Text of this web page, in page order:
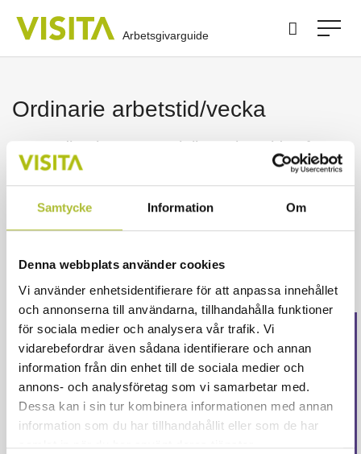
Samtycke Information Om
Denna webbplats använder cookies
Vi använder enhetsidentifierare för att anpassa innehållet
och annonserna till användarna, tillhandahålla funktioner
för sociala medier och analysera vår trafik. Vi
vidarebefordrar även sådana identifierare och annan
information från din enhet till de sociala medier och
annons- och analysföretag som vi samarbetar med.
Dessa kan i sin tur kombinera informationen med annan
information som du har tillhandahållit eller som de har
samlat in när du har använt deras tjänster.
Arbetsgivarguide
Ordinarie arbetstid/vecka
Den ordinarie genomsnittliga arbetstiden för
heltidsanställda som omfattas av
till 40 timmar/vecka och 38 timmar/vecka för
hotellreception.
Detta innehåll är endast för
våra medlemmar
Logga in för att fortsätta läsa. Inte medlem än?